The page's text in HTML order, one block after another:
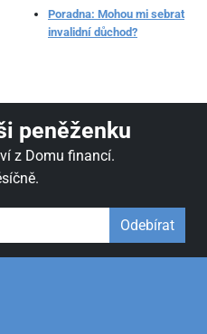
Poradna: Mohou mi sebrat
invalidní důchod?
peněženku
z Domu financí.
Odebírat